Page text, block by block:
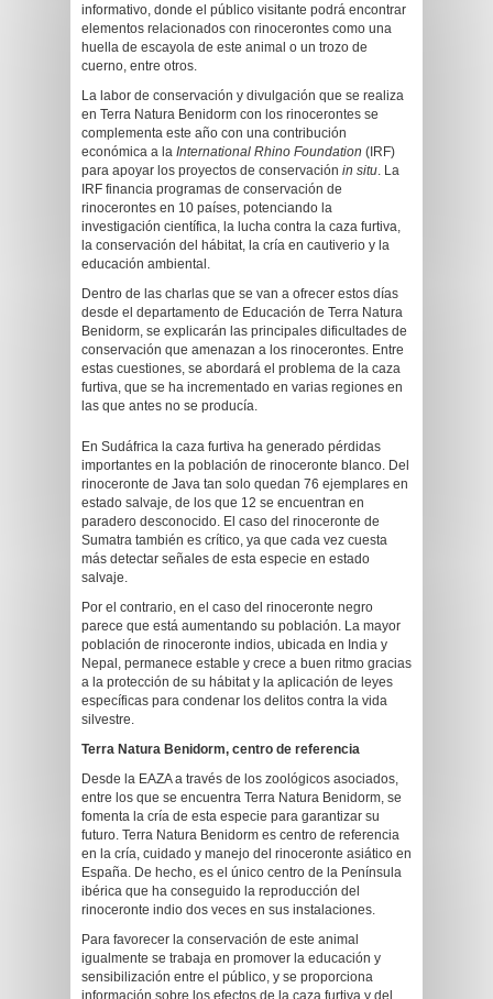
informativo, donde el público visitante podrá encontrar
elementos relacionados con rinocerontes como una
huella de escayola de este animal o un trozo de
cuerno, entre otros.
La labor de conservación y divulgación que se realiza
en Terra Natura Benidorm con los rinocerontes se
complementa este año con una contribución
económica a la International Rhino Foundation (IRF)
para apoyar los proyectos de conservación in situ. La
IRF financia programas de conservación de
rinocerontes en 10 países, potenciando la
investigación científica, la lucha contra la caza furtiva,
la conservación del hábitat, la cría en cautiverio y la
educación ambiental.
Dentro de las charlas que se van a ofrecer estos días
desde el departamento de Educación de Terra Natura
Benidorm, se explicarán las principales dificultades de
conservación que amenazan a los rinocerontes. Entre
estas cuestiones, se abordará el problema de la caza
furtiva, que se ha incrementado en varias regiones en
las que antes no se producía.
En Sudáfrica la caza furtiva ha generado pérdidas
importantes en la población de rinoceronte blanco. Del
rinoceronte de Java tan solo quedan 76 ejemplares en
estado salvaje, de los que 12 se encuentran en
paradero desconocido. El caso del rinoceronte de
Sumatra también es crítico, ya que cada vez cuesta
más detectar señales de esta especie en estado
salvaje.
Por el contrario, en el caso del rinoceronte negro
parece que está aumentando su población. La mayor
población de rinoceronte indios, ubicada en India y
Nepal, permanece estable y crece a buen ritmo gracias
a la protección de su hábitat y la aplicación de leyes
específicas para condenar los delitos contra la vida
silvestre.
Terra Natura Benidorm, centro de referencia
Desde la EAZA a través de los zoológicos asociados,
entre los que se encuentra Terra Natura Benidorm, se
fomenta la cría de esta especie para garantizar su
futuro. Terra Natura Benidorm es centro de referencia
en la cría, cuidado y manejo del rinoceronte asiático en
España. De hecho, es el único centro de la Península
ibérica que ha conseguido la reproducción del
rinoceronte indio dos veces en sus instalaciones.
Para favorecer la conservación de este animal
igualmente se trabaja en promover la educación y
sensibilización entre el público, y se proporciona
información sobre los efectos de la caza furtiva y del